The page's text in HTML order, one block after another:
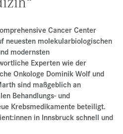
Cancer Center
neuesten molekularbiologischen
modernsten
Experten wie der
Onkologe Dominik Wolf und
sind maßgeblich an
Behandlungs- und
Krebsmedikamente beteiligt.
in Innsbruck schnell und